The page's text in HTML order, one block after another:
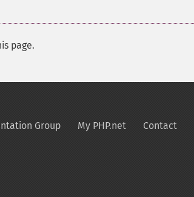
page.
Group My PHP.net Contact